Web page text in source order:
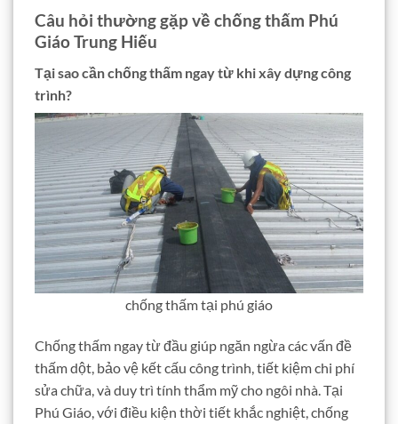
Câu hỏi thường gặp về chống thấm Phú
Giáo Trung Hiếu
Tại sao cần chống thấm ngay từ khi xây dựng công
trình?
chống thấm tại phú giáo
Chống thấm ngay từ đầu giúp ngăn ngừa các vấn đề
thấm dột, bảo vệ kết cấu công trình, tiết kiệm chi phí
sửa chữa, và duy trì tính thẩm mỹ cho ngôi nhà. Tại
Phú Giáo, với điều kiện thời tiết khắc nghiệt, chống